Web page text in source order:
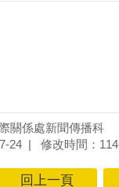
關係處新聞傳播科
24
修改時間：
回上一頁